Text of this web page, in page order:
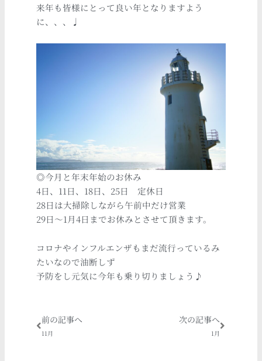
来年も皆様にとって良い年となりますよう
に、、、♩
◎今月と年末年始のお休み
4日、11日、18日、25日 定休日
28日は大掃除しながら午前中だけ営業
29日〜1月4日までお休みとさせて頂きます。
コロナやインフルエンザもまだ流行っているみ
たいなので油断しず
予防をし元気に今年も乗り切りましょう♪
Prev
前の記事へ
11月
次の記事へ
1月
Next